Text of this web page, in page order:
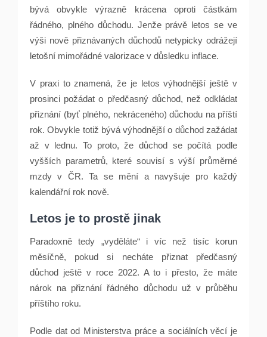
bývá obvykle výrazně krácena oproti částkám
řádného, plného důchodu. Jenže právě letos se ve
výši nově přiznávaných důchodů netypicky odrážejí
letošní mimořádné valorizace v důsledku inflace.
V praxi to znamená, že je letos výhodnější ještě v
prosinci požádat o předčasný důchod, než odkládat
přiznání (byť plného, nekráceného) důchodu na příští
rok. Obvykle totiž bývá výhodnější o důchod zažádat
až v lednu. To proto, že důchod se počítá podle
vyšších parametrů, které souvisí s výší průměrné
mzdy v ČR. Ta se mění a navyšuje pro každý
kalendářní rok nově.
Letos je to prostě jinak
Paradoxně tedy „vyděláte“ i víc než tisíc korun
měsíčně, pokud si necháte přiznat předčasný
důchod ještě v roce 2022. A to i přesto, že máte
nárok na přiznání řádného důchodu už v průběhu
příštího roku.
Podle dat od Ministerstva práce a sociálních věcí je